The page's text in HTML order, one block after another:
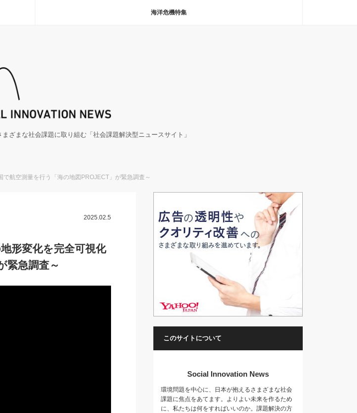
海洋危機特集
ざまな社会課題に取り組む「社会課題解決型ニュースサイト」
航空測量を行う「海の地図PROJECT」が緊急調査～
2025.02.5
形変化を完全可視化
緊急調査～
このサイトについて
Social Innovation News
環境問題を中心に、日本が抱えるさまざまな社会
課題に焦点をあてます。よりよい未来を作るため
に、私たちは何をすればいいのか。課題解決の方